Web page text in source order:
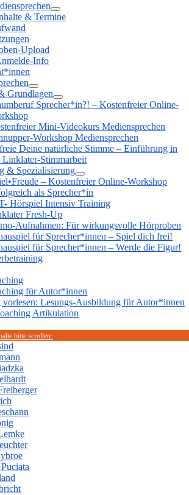
& Termine
Upload
Info
Grundlagen
Sprecher*in?! – Kostenfreier Online-
Mini-Videokurs Mediensprechen
Workshop Mediensprechen
Deine natürliche Stimme – Einführung in
Linklater-Stimmarbeit
& Spezialisierung
– Kostenfreier Online-Workshop
als Sprecher*in
Hörspiel Intensiv Training
Fresh-Up
Aufnahmen: Für wirkungsvolle Hörproben
für Sprecher*innen – Spiel dich frei!
für Sprecher*innen – Werde die Figur!
für Autor*innen
vorlesen: Lesungs-Ausbildung für Autor*innen
Artikulation
bitte scrollen: